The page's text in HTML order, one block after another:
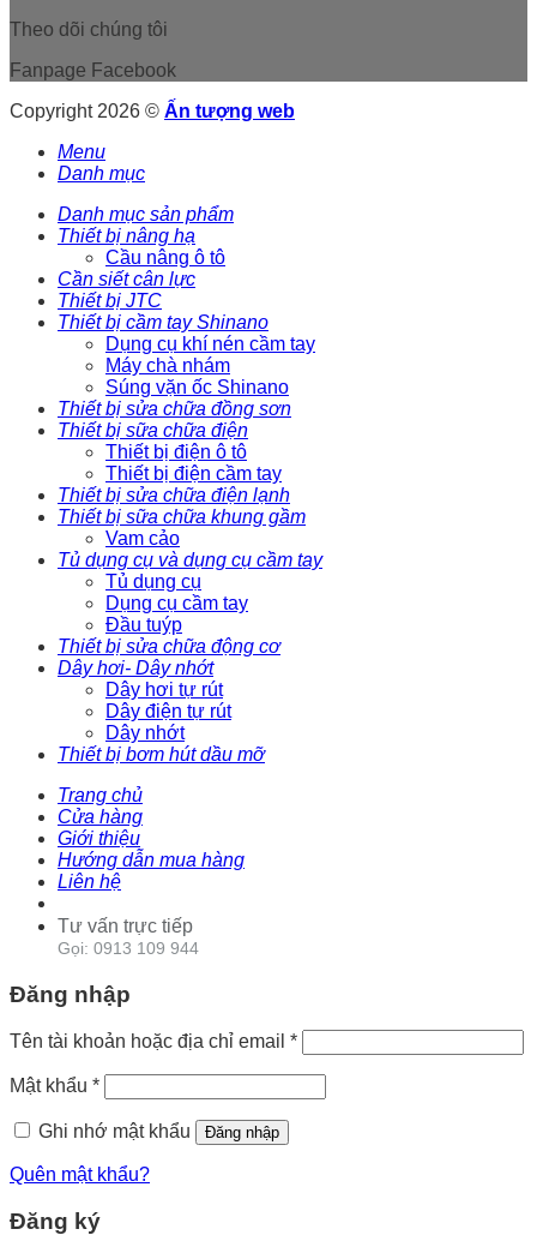
Theo dõi chúng tôi
Fanpage Facebook
Copyright 2026 © Ấn tượng web
Menu
Danh mục
Danh mục sản phẩm
Thiết bị nâng hạ
Cầu nâng ô tô
Cần siết cân lực
Thiết bị JTC
Thiết bị cầm tay Shinano
Dụng cụ khí nén cầm tay
Máy chà nhám
Súng vặn ốc Shinano
Thiết bị sửa chữa đồng sơn
Thiết bị sữa chữa điện
Thiết bị điện ô tô
Thiết bị điện cầm tay
Thiết bị sửa chữa điện lạnh
Thiết bị sữa chữa khung gầm
Vam cảo
Tủ dụng cụ và dụng cụ cầm tay
Tủ dụng cụ
Dụng cụ cầm tay
Đầu tuýp
Thiết bị sửa chữa động cơ
Dây hơi- Dây nhớt
Dây hơi tự rút
Dây điện tự rút
Dây nhớt
Thiết bị bơm hút dầu mỡ
Trang chủ
Cửa hàng
Giới thiệu
Hướng dẫn mua hàng
Liên hệ
Tư vấn trực tiếp
Gọi: 0913 109 944
Đăng nhập
Tên tài khoản hoặc địa chỉ email *
Mật khẩu *
Ghi nhớ mật khẩu Đăng nhập
Quên mật khẩu?
Đăng ký